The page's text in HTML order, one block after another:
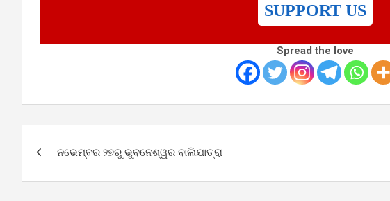
SUPPORT US
Spread the love
navigation
ନଭେମ୍ବର ୨୭ରୁ ଭୁବନେଶ୍ୱର ବାଲିଯାତ୍ରା